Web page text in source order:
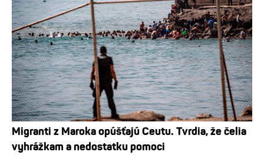
Migranti z Maroka opúšťajú Ceutu. Tvrdia, že čelia
vyhrážkam a nedostatku pomoci